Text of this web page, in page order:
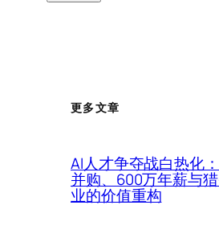
更多文章
AI人才争夺战白热化
并购、600万年薪与
业的价值重构